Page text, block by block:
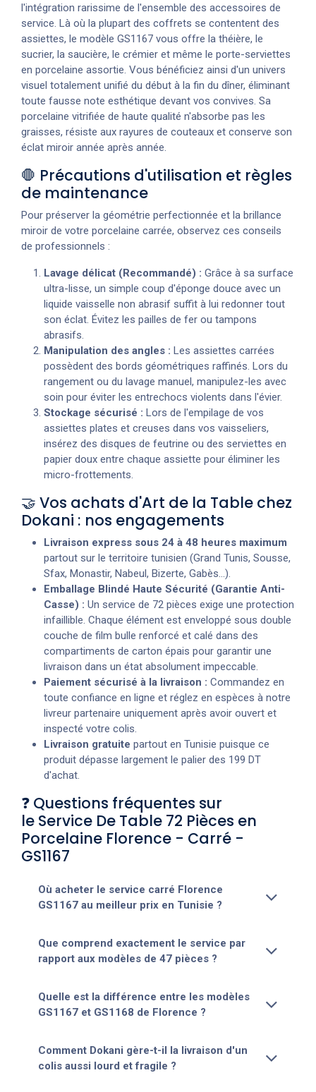
l'intégration rarissime de l'ensemble des accessoires de
service. Là où la plupart des coffrets se contentent des
assiettes, le modèle GS1167 vous offre la théière, le
sucrier, la saucière, le crémier et même le porte-serviettes
en porcelaine assortie. Vous bénéficiez ainsi d'un univers
visuel totalement unifié du début à la fin du dîner, éliminant
toute fausse note esthétique devant vos convives. Sa
porcelaine vitrifiée de haute qualité n'absorbe pas les
graisses, résiste aux rayures de couteaux et conserve son
éclat miroir année après année.
🛑 Précautions d'utilisation et règles
de maintenance
Pour préserver la géométrie perfectionnée et la brillance
miroir de votre porcelaine carrée, observez ces conseils
de professionnels :
Lavage délicat (Recommandé) : Grâce à sa surface
ultra-lisse, un simple coup d'éponge douce avec un
liquide vaisselle non abrasif suffit à lui redonner tout
son éclat. Évitez les pailles de fer ou tampons
abrasifs.
Manipulation des angles : Les assiettes carrées
possèdent des bords géométriques raffinés. Lors du
rangement ou du lavage manuel, manipulez-les avec
soin pour éviter les entrechocs violents dans l'évier.
Stockage sécurisé : Lors de l'empilage de vos
assiettes plates et creuses dans vos vaisseliers,
insérez des disques de feutrine ou des serviettes en
papier doux entre chaque assiette pour éliminer les
micro-frottements.
🤝 Vos achats d'Art de la Table chez
Dokani : nos engagements
Livraison express sous 24 à 48 heures maximum
partout sur le territoire tunisien (Grand Tunis, Sousse,
Sfax, Monastir, Nabeul, Bizerte, Gabès...).
Emballage Blindé Haute Sécurité (Garantie Anti-
Casse) : Un service de 72 pièces exige une protection
infaillible. Chaque élément est enveloppé sous double
couche de film bulle renforcé et calé dans des
compartiments de carton épais pour garantir une
livraison dans un état absolument impeccable.
Paiement sécurisé à la livraison : Commandez en
toute confiance en ligne et réglez en espèces à notre
livreur partenaire uniquement après avoir ouvert et
inspecté votre colis.
Livraison gratuite partout en Tunisie puisque ce
produit dépasse largement le palier des 199 DT
d'achat.
❓ Questions fréquentes sur
le Service De Table 72 Pièces en
Porcelaine Florence - Carré -
GS1167
Où acheter le service carré Florence
GS1167 au meilleur prix en Tunisie ?
Que comprend exactement le service par
rapport aux modèles de 47 pièces ?
Quelle est la différence entre les modèles
GS1167 et GS1168 de Florence ?
Comment Dokani gère-t-il la livraison d'un
colis aussi lourd et fragile ?